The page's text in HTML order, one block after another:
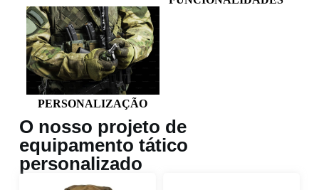
PERSONALIZAÇÃO
O nosso projeto de
equipamento tático
personalizado